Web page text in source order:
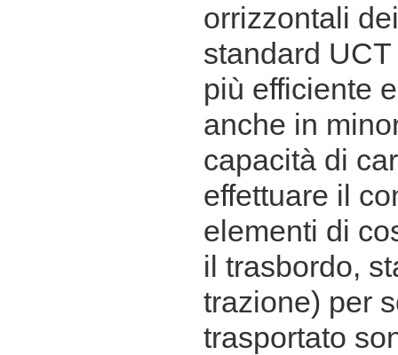
orrizzontali
standard
più efficiente
anche in
capacità di
effettuare il
elementi di
il trasbordo,
trazione) per
trasportato